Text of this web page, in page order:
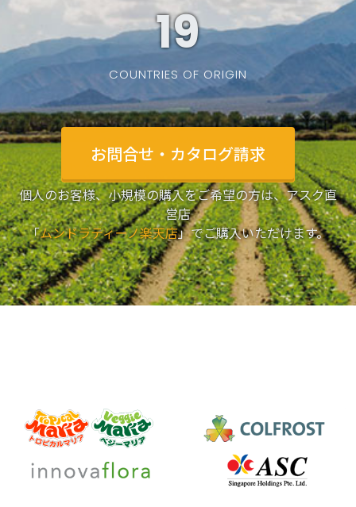
19
COUNTRIES OF ORIGIN
お問合せ・カタログ請求
個人のお客様、小規模の購入をご希望の方は、アスク直
営店
「ムンドラティーノ楽天店」でご購入いただけます。